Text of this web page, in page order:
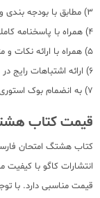
3) مطابق با بودجه بندی و سبک ساختاری آزمون اصلی
4) همراه با پاسخنامه کاملا تشریحی برای سوالات
5) همراه با ارائه نکات و مثال های آموزشی در بخش پاسخنامه
6) ارائه اشتباهات رایج در حل سوالات
7) به انضمام بوک استوری (شمای کلی مفاهیم درس در قالب یک پوستر)
قیمت کتاب
کتاب هشتگ امتحان
انتشارات کاگو با
قیمت مناسبی دارد. با